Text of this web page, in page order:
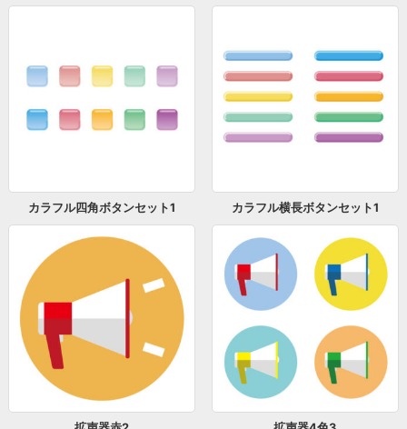
カラフル四角ボタンセット1 カラフル横長ボタンセット1